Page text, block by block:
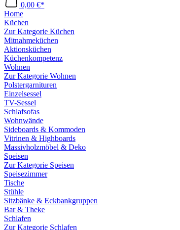
0,00 €*
Home
Küchen
Zur Kategorie Küchen
Mitnahmeküchen
Aktionsküchen
Küchenkompetenz
Wohnen
Zur Kategorie Wohnen
Polstergarnituren
Einzelsessel
TV-Sessel
Schlafsofas
Wohnwände
Sideboards & Kommoden
Vitrinen & Highboards
Massivholzmöbel & Deko
Speisen
Zur Kategorie Speisen
Speisezimmer
Tische
Stühle
Sitzbänke & Eckbankgruppen
Bar & Theke
Schlafen
Zur Kategorie Schlafen